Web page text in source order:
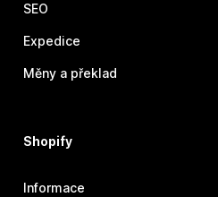
SEO
Expedice
Měny a překlad
Shopify
Informace